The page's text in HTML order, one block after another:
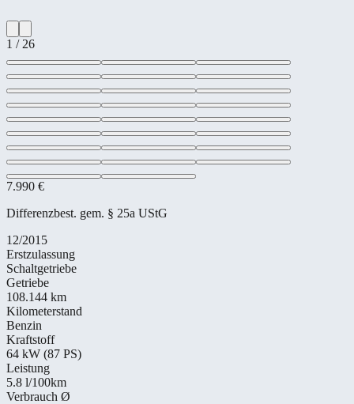
1 / 26
7.990 €
Differenzbest. gem. § 25a UStG
12/2015
Erstzulassung
Schaltgetriebe
Getriebe
108.144 km
Kilometerstand
Benzin
Kraftstoff
64 kW (87 PS)
Leistung
5.8 l/100km
Verbrauch Ø